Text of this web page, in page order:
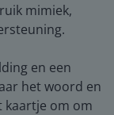
mimiek,
en een
het woord en
kaartje om om